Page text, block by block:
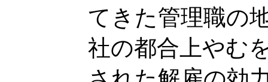
てきた管理職の
社の都合上やむ